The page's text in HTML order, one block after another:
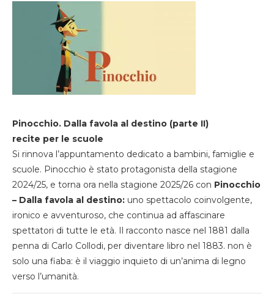
Pinocchio. Dalla favola al destino (parte II)
recite per le scuole
Si rinnova l’appuntamento dedicato a bambini, famiglie e
scuole. Pinocchio è stato protagonista della stagione
2024/25, e torna ora nella stagione 2025/26 con Pinocchio
– Dalla favola al destino: uno spettacolo coinvolgente,
ironico e avventuroso, che continua ad affascinare
spettatori di tutte le età. Il racconto nasce nel 1881 dalla
penna di Carlo Collodi, per diventare libro nel 1883. non è
solo una fiaba: è il viaggio inquieto di un’anima di legno
verso l’umanità.